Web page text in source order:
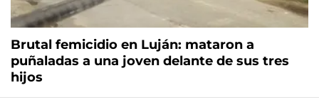
Brutal femicidio en Luján: mataron a
puñaladas a una joven delante de sus tres
hijos